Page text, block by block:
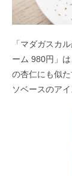
「マダガスカ
ーム 980円」は
の杏仁にも似
ソベースのア